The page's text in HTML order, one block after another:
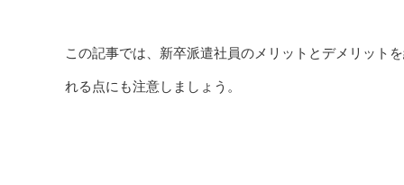
この記事では、新卒派遣社員のメリットとデメリット
れる点にも注意しましょう。